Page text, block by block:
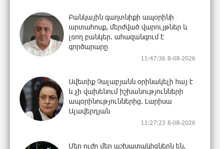
Բանկային գաղտնիքի ապօրինի
արտահոսք, մերժված վարույթներ և
լռող բանկեր. ահազանգում է
գործարարը
11:47:36 8-08-2026
Ավետիք Չալաբյանն օրինակելի հայ է
և չի վախենում իշխանությունների
ապօրինություններից. Լարիսա
Ալավերդյան
11:27:23 8-08-2026
Մեր ուժը մեր աշխատակիցներն են.